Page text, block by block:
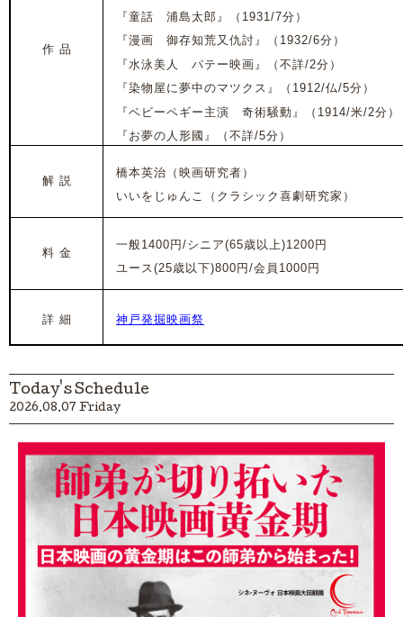
作 品
『童話 浦島太郎』（1931/7分）
『漫画 御存知荒又仇討』（1932/6分）
『水泳美人 パテー映画』（不詳/2分）
『染物屋に夢中のマツクス』（1912/仏/5分）
『ベビーペギー主演 奇術騒動』（1914/米/2分）
『お夢の人形國』（不詳/5分）
解 説
橋本英治（映画研究者）
いいをじゅんこ（クラシック喜劇研究家）
料 金
一般1400円/シニア(65歳以上)1200円
ユース(25歳以下)800円/会員1000円
詳 細 神戸発掘映画祭
Today's Schedule
2026.08.07 Friday